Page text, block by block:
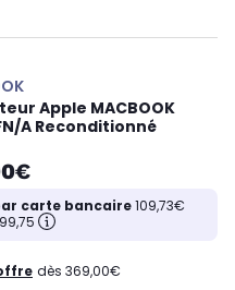
Apple MACBOOK
A Reconditionné
carte bancaire109,73€
dès 369,00€